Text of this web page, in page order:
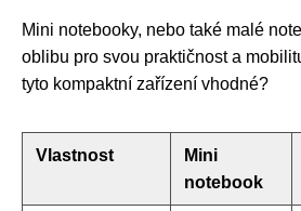
Mini notebooky, nebo také malé
oblibu pro svou praktičnost a
tyto kompaktní zařízení vhodné?
Vlastnost
Mini
notebook